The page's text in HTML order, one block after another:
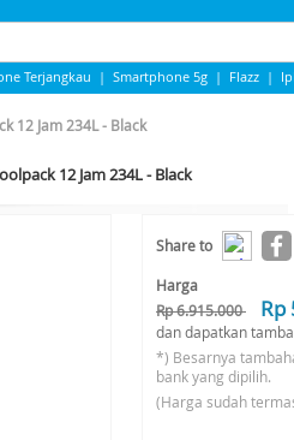
Terjangkau | Smartphone 5g | Flazz |
12 Jam 234L - Black
12 Jam 234L - Black
Share to
Harga
Rp 6.915.000
Rp
dan dapatkan
*) Besarnya
bank yang dipilih.
(Harga sudah